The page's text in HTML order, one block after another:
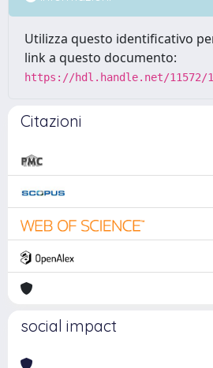
Utilizza questo identificativo
link a questo documento:
https://hdl.handle.net/11572/
Citazioni
social impact